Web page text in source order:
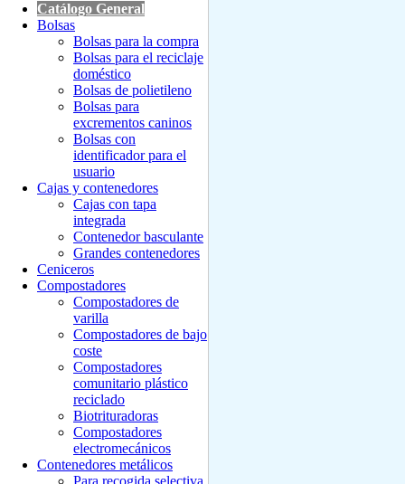
Catálogo General
Bolsas
Bolsas para la compra
Bolsas para el reciclaje
doméstico
Bolsas de polietileno
Bolsas para
excrementos caninos
Bolsas con
identificador para el
usuario
Cajas y contenedores
Cajas con tapa
integrada
Contenedor basculante
Grandes contenedores
Ceniceros
Compostadores
Compostadores de
varilla
Compostadores de bajo
coste
Compostadores
comunitario plástico
reciclado
Biotrituradoras
Compostadores
electromecánicos
Contenedores metálicos
Para recogida selectiva